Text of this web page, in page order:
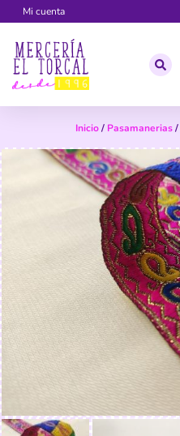
Mi cuenta
Inicio/ Pasamanerias/